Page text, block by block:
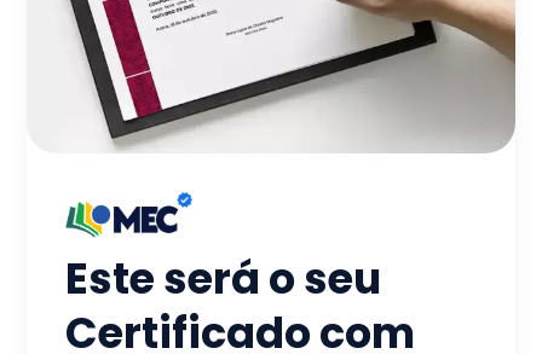
Este será o seu
Certificado com